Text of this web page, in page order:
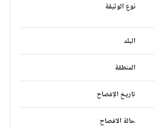
نوع الوثيقة
البلد
المنطقة
تاريخ الإفصاح
حالة الافصاح